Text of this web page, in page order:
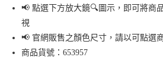
Apple Pay
街口支付
悠遊付
📢 點選下方放大鏡🔍圖示，即可將商
視
📢 官網販售之顏色尺寸，請以可點選
商品貨號：653957